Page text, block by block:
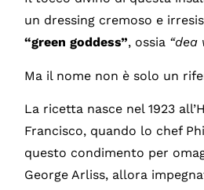
un dressing cremoso e
“green goddess”, ossia “dea
Ma il nome non è solo un
La ricetta nasce nel 1923
Francisco, quando lo chef
questo condimento per
George Arliss, allora